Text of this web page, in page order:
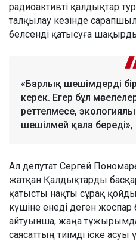
радиоактивті қалдықтар
талқылау кезінде
белсенді қатысуға
«Барлық шешімдерді
керек. Егер бұл
реттелмесе,
шешілмей қала береді»,
Ал депутат Сергей
жатқан Қалдықтарды
қатысты нақты сұрақ
күшіне енеді деген жоспар
айтуынша, жаңа
саясаттың тиімді іске